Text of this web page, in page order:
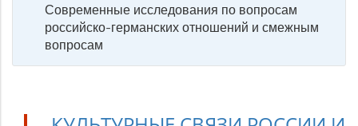
Современные исследования по вопросам
российско-германских отношений и смежным
вопросам